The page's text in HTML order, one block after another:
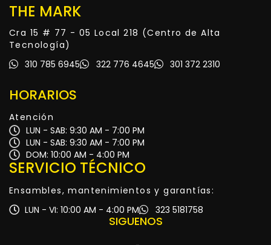
THE MARK
Cra 15 # 77 - 05 Local 218 (Centro de Alta
Tecnología)
310 785 6945
322 776 4645 301 372 2310
HORARIOS
Atención
LUN - SAB: 9:30 AM - 7:00 PM
LUN - SAB: 9:30 AM - 7:00 PM
DOM: 10:00 AM - 4:00 PM
SERVICIO TÉCNICO
Ensambles, mantenimientos y garantías:
LUN - VI: 10:00 AM - 4:00 PM
323 5181758
SIGUENOS